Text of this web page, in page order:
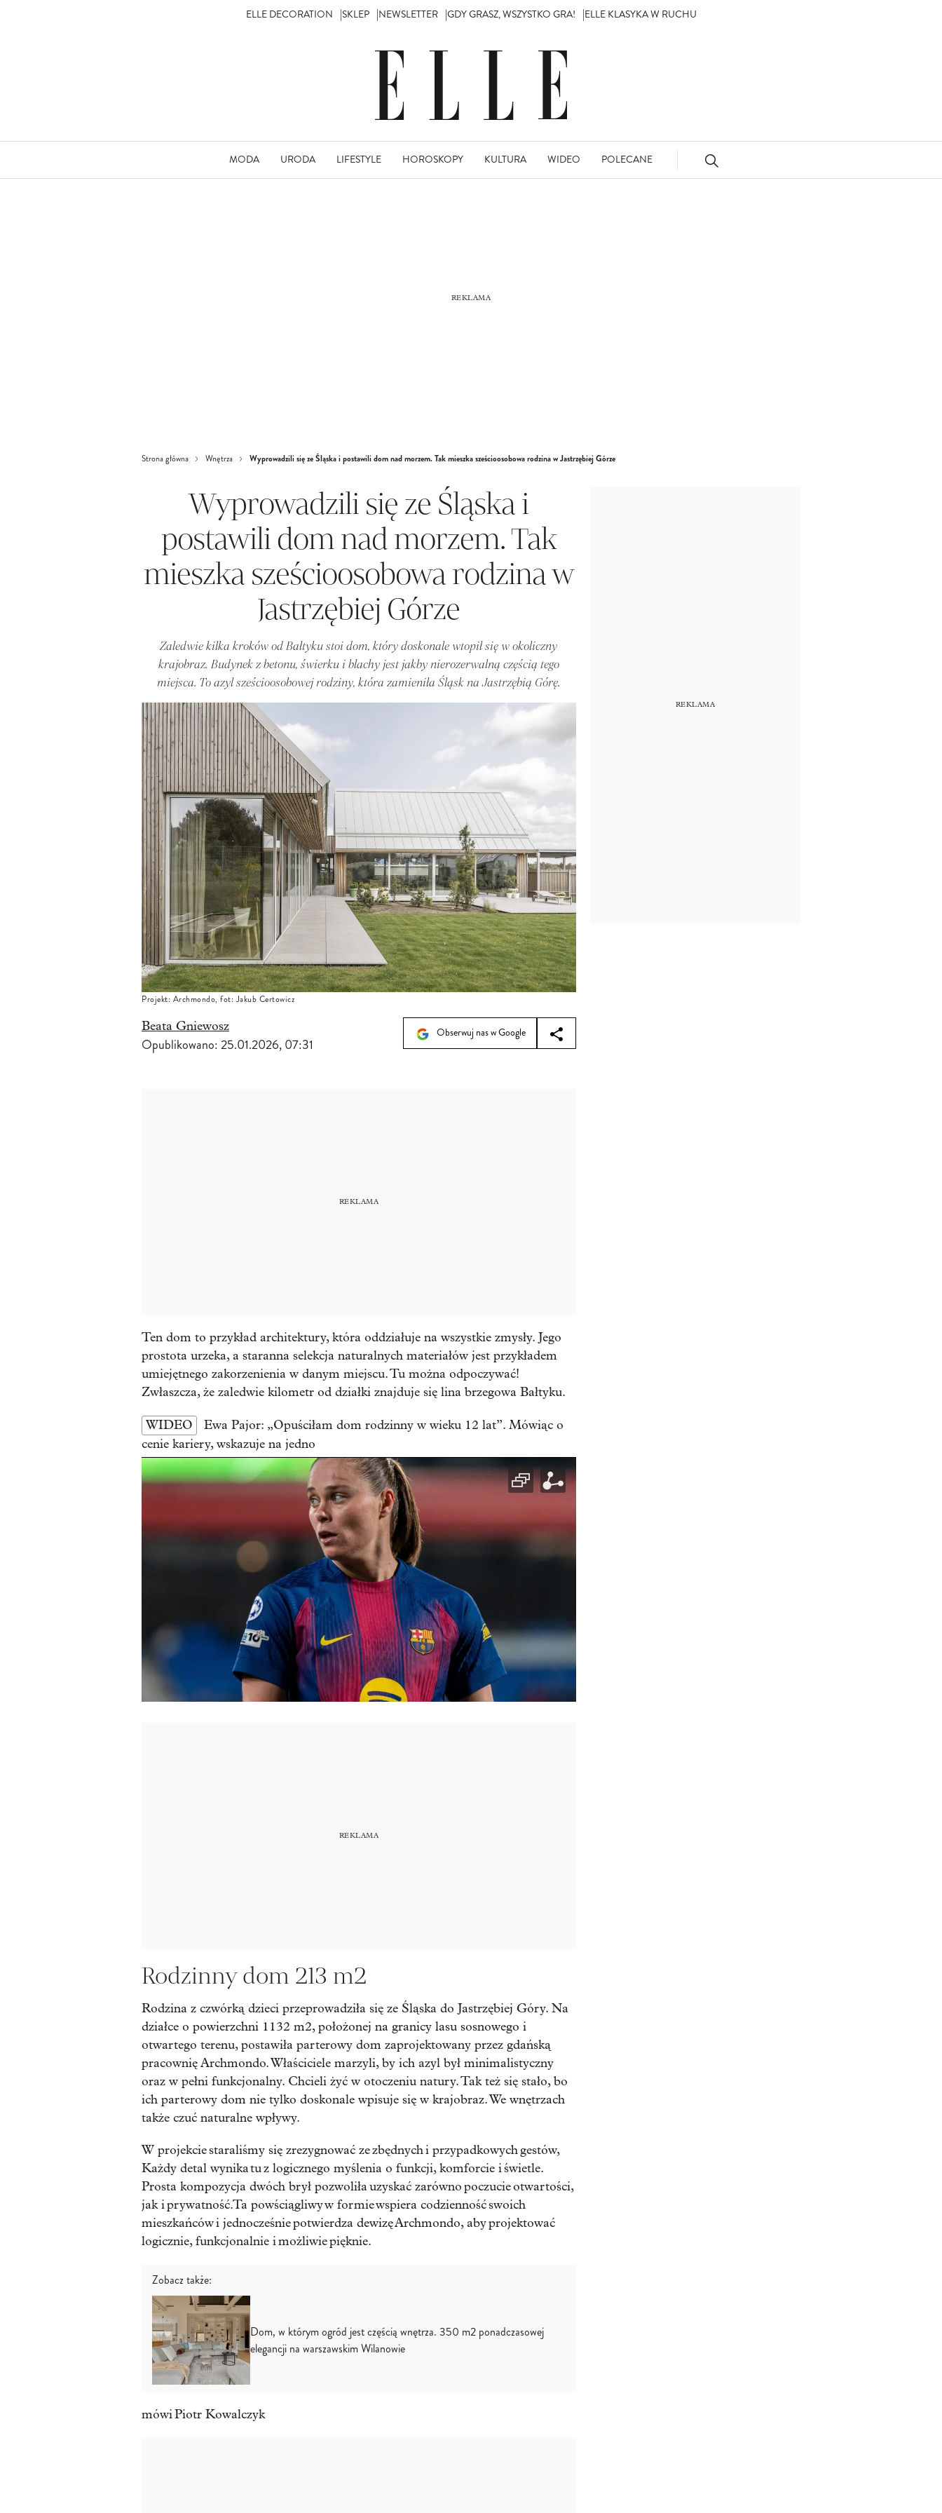
ELLE DECORATION SKLEP NEWSLETTER GDY GRASZ, WSZYSTKO GRA! ELLE KLASYKA W RUCHU
MODA URODA LIFESTYLE HOROSKOPY KULTURA WIDEO POLECANE
Strona główna Wnętrza Wyprowadzili się ze Śląska i postawili dom nad morzem. Tak mieszka sześcioosobowa rodzina w Jastrzębiej Górze
Wyprowadzili się ze Śląska i
postawili dom nad morzem. Tak
mieszka sześcioosobowa rodzina w
Jastrzębiej Górze
Zaledwie kilka kroków od Bałtyku stoi dom, który doskonale wtopił się w okoliczny
krajobraz. Budynek z betonu, świerku i blachy jest jakby nierozerwalną częścią tego
miejsca. To azyl sześcioosobowej rodziny, która zamieniła Śląsk na Jastrzębią Górę.
Projekt: Archmondo, fot: Jakub Certowicz
Beata Gniewosz
Opublikowano:25.01.2026, 07:31
Obserwuj nas w Google
Ten dom to przykład architektury, która oddziałuje na wszystkie zmysły. Jego
prostota urzeka, a staranna selekcja naturalnych materiałów jest przykładem
umiejętnego zakorzenienia w danym miejscu. Tu można odpoczywać!
Zwłaszcza, że zaledwie kilometr od działki znajduje się lina brzegowa Bałtyku.
WIDEO
Ewa Pajor: „Opuściłam dom rodzinny w wieku 12 lat”. Mówiąc o
cenie kariery, wskazuje na jedno
Rodzinny dom 213 m2
Rodzina z czwórką dzieci przeprowadziła się ze Śląska do Jastrzębiej Góry. Na
działce o powierzchni 1132 m2, położonej na granicy lasu sosnowego i
otwartego terenu, postawiła parterowy dom zaprojektowany przez gdańską
pracownię Archmondo. Właściciele marzyli, by ich azyl był minimalistyczny
oraz w pełni funkcjonalny. Chcieli żyć w otoczeniu natury. Tak też się stało, bo
ich parterowy dom nie tylko doskonale wpisuje się w krajobraz. We wnętrzach
także czuć naturalne wpływy.
W projekcie staraliśmy się zrezygnować ze zbędnych i przypadkowych gestów,
Każdy detal wynika tu z logicznego myślenia o funkcji, komforcie i świetle.
Prosta kompozycja dwóch brył pozwoliła uzyskać zarówno poczucie otwartości,
jak i prywatność. Ta powściągliwy w formie wspiera codzienność swoich
mieszkańców i jednocześnie potwierdza dewizę Archmondo, aby projektować
logicznie, funkcjonalnie i możliwie pięknie.
Zobacz także:
Dom, w którym ogród jest częścią wnętrza. 350 m2 ponadczasowej
elegancji na warszawskim Wilanowie
mówi Piotr Kowalczyk